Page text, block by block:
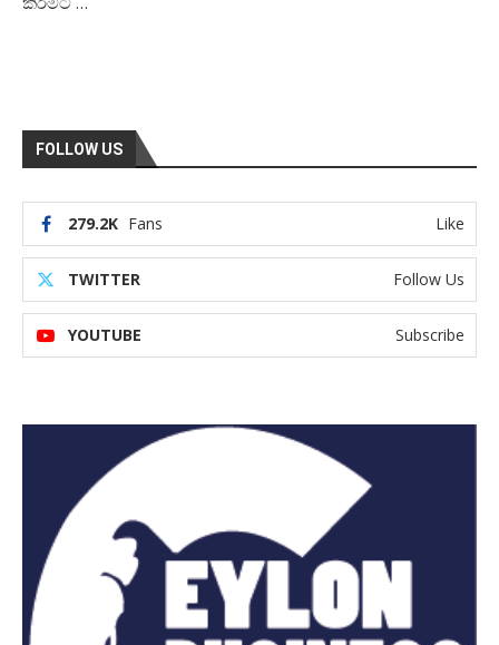
FOLLOW US
279.2K Fans Like
TWITTER Follow Us
YOUTUBE Subscribe